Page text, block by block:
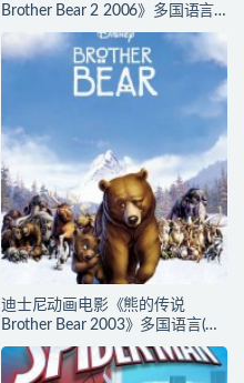
Brother Bear 2 2006》多国语言
(含国语)+多国字幕(含中文) 官收
方纯净藏版 720P/MKV/3.28G 动
画片熊的传说下载
迪士尼动画电影《熊的传说
Brother Bear 2003》多国语言(含
国语)+多国字幕(含中文) 官方纯净
收藏版 720P/MKV/3.28G 动画片